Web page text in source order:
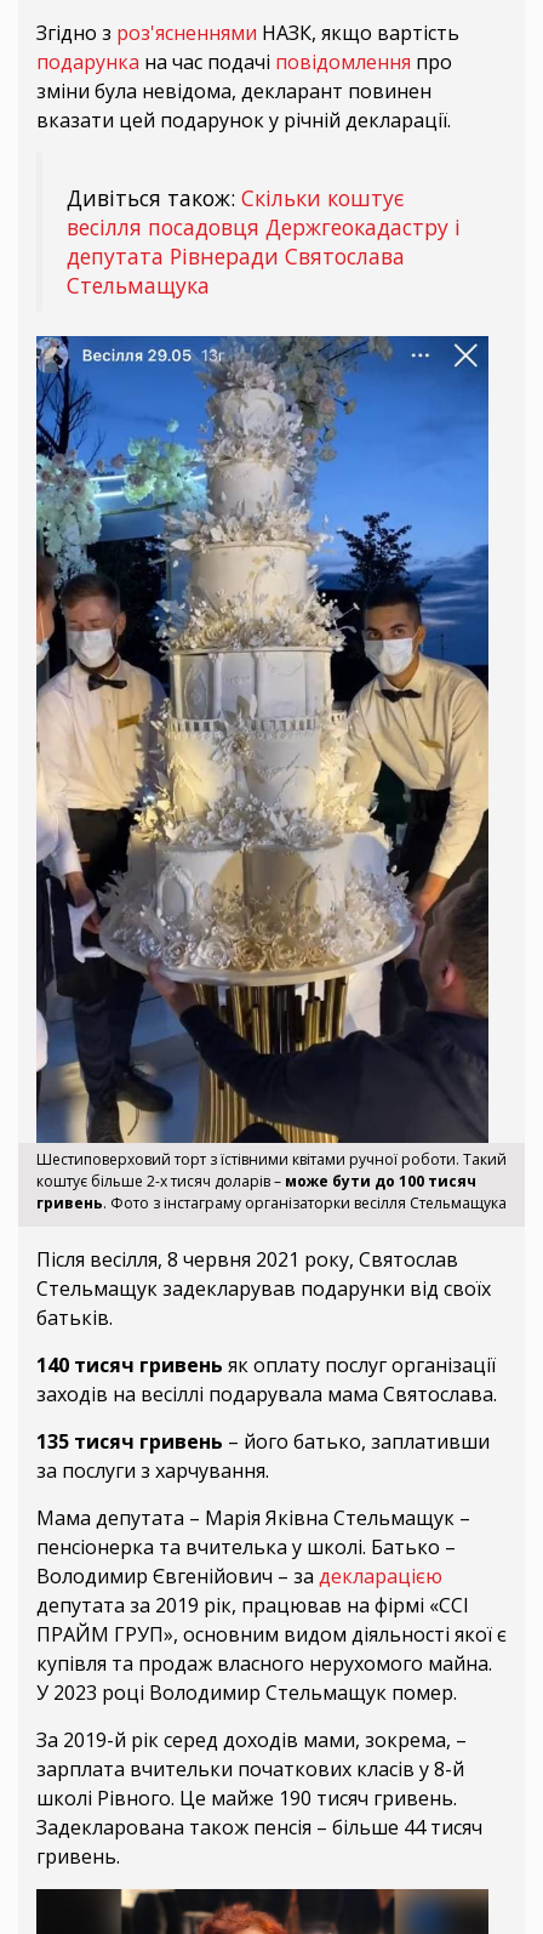
Згідно з роз'ясненнями НАЗК, якщо вартість
подарунка на час подачі повідомлення про
зміни була невідома, декларант повинен
вказати цей подарунок у річній декларації.
Дивіться також: Скільки коштує
весілля посадовця Держгеокадастру і
депутата Рівнеради Святослава
Стельмащука
Шестиповерховий торт з їстівними квітами ручної роботи. Такий
коштує більше 2-х тисяч доларів – може бути до 100 тисяч
гривень. Фото з інстаграму організаторки весілля Стельмащука
Після весілля, 8 червня 2021 року, Святослав
Стельмащук задекларував подарунки від своїх
батьків.
140 тисяч гривень як оплату послуг організації
заходів на весіллі подарувала мама Святослава.
135 тисяч гривень – його батько, заплативши
за послуги з харчування.
Мама депутата – Марія Яківна Стельмащук –
пенсіонерка та вчителька у школі. Батько –
Володимир Євгенійович – за декларацією
депутата за 2019 рік, працював на фірмі «ССІ
ПРАЙМ ГРУП», основним видом діяльності якої є
купівля та продаж власного нерухомого майна.
У 2023 році Володимир Стельмащук помер.
За 2019-й рік серед доходів мами, зокрема, –
зарплата вчительки початкових класів у 8-й
школі Рівного. Це майже 190 тисяч гривень.
Задекларована також пенсія – більше 44 тисяч
гривень.